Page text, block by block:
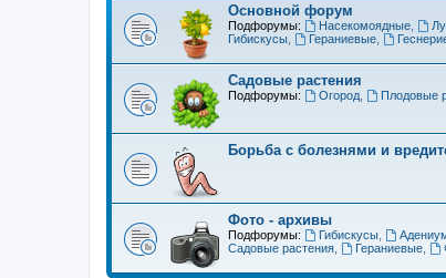
Основной форум
Подфорумы: Насекомоядные,
Гибискусы
Гераниевые,
Садовые растения
Подфорумы: Огород, Плодовые
Борьба с болезнями и
Фото - архивы
Подфорумы: Гибискусы,
Садовые растения
Гераниевые,